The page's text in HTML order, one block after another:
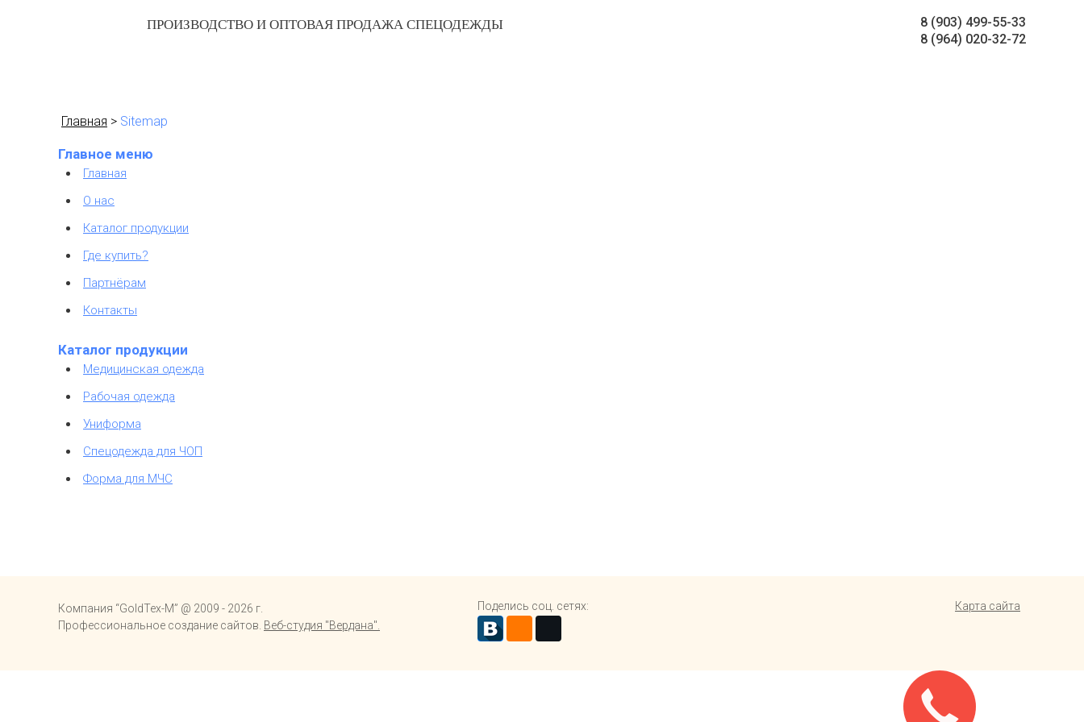
ПРОИЗВОДСТВО И ОПТОВАЯ ПРОДАЖА СПЕЦОДЕЖДЫ
8 (903) 499-55-33
8 (964) 020-32-72
Главная > Sitemap
Главное меню
Главная
О нас
Каталог продукции
Где купить?
Партнёрам
Контакты
Каталог продукции
Медицинская одежда
Рабочая одежда
Униформа
Спецодежда для ЧОП
Форма для МЧС
Компания “GoldTex-M” @ 2009 - 2026 г.
Профессиональное создание сайтов. Веб-студия "Вердана".
Поделись соц. сетях: Карта сайта